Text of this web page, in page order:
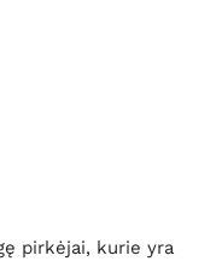
pirkėjai, kurie yra